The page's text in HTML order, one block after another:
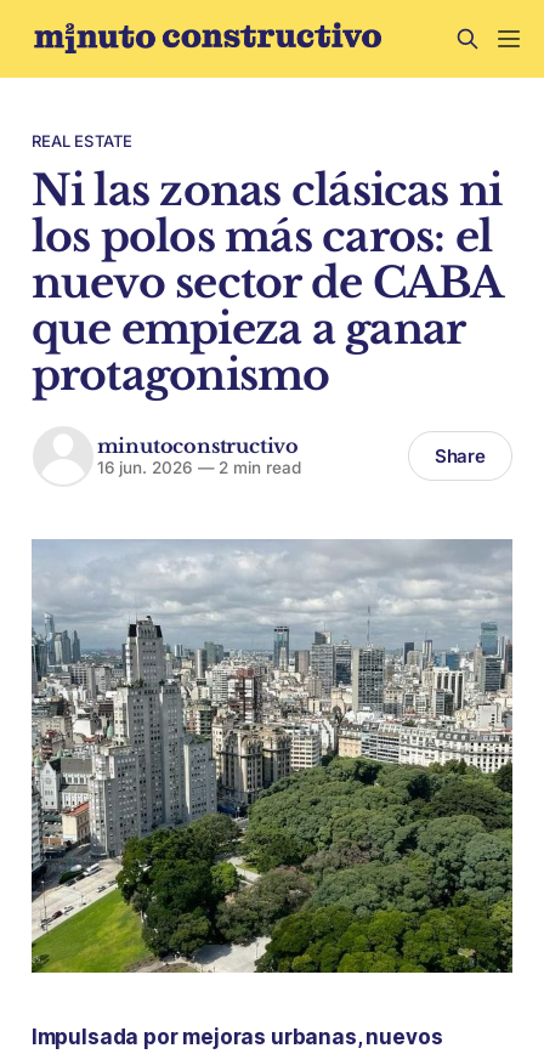
REAL ESTATE
Ni las zonas clásicas ni
los polos más caros: el
nuevo sector de CABA
que empieza a ganar
protagonismo
minutoconstructivo
16 jun. 2026 —2 min read Share
Impulsada por mejoras urbanas, nuevos